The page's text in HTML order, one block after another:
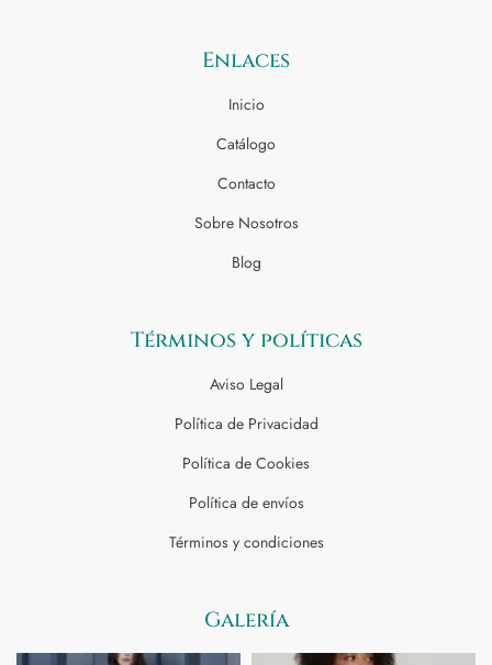
Enlaces
Inicio
Catálogo
Contacto
Sobre Nosotros
Blog
Términos y políticas
Aviso Legal
Política de Privacidad
Política de Cookies
Política de envíos
Términos y condiciones
Galería